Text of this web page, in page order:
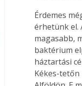
Virágoskert:
teraszon,
Érdemes
érhetünk el.
magasabb,
baktérium
háztartási
Kékes-